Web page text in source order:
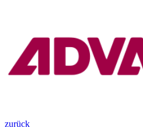
zurück